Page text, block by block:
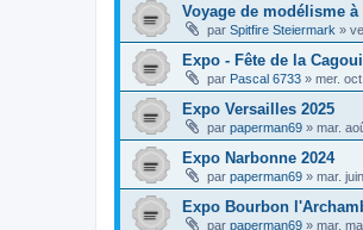
Voyage de modélisme
par Spitfire Steiermark »
Expo - Fête de la
par Pascal 6733 » mer.
Expo Versailles 2025
par paperman69 » mar.
Expo Narbonne 2024
par paperman69 » mar.
Expo Bourbon
par paperman69 » mar.